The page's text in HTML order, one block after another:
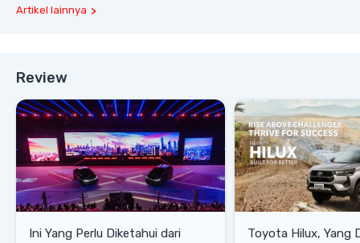
Artikel lainnya
Review
Ini Yang Perlu Diketahui dari
Toyota Hilux, Yang